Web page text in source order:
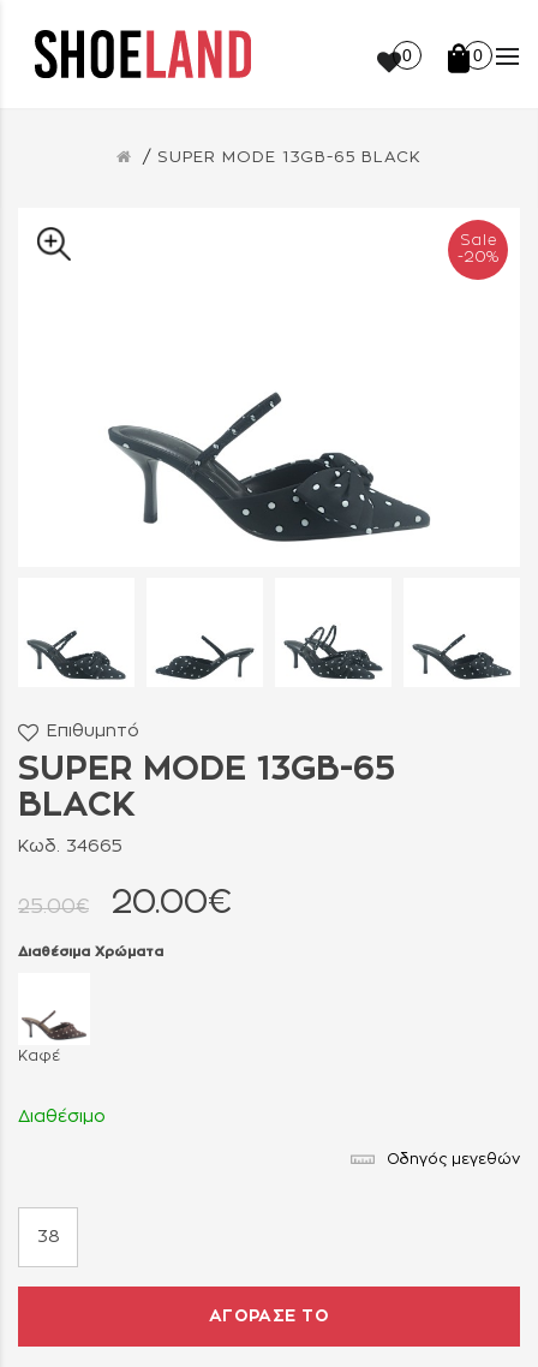
0 0
SUPER MODE 13GB-65 BLACK
Sale
-20%
Επιθυμητό
SUPER MODE 13GB-65
BLACK
Κωδ. 34665
25.00€ 20.00€
Διαθέσιμα Χρώματα
Καφέ
Διαθέσιμο
Οδηγός μεγεθών
38
ΑΓΟΡΑΣΕ ΤΟ